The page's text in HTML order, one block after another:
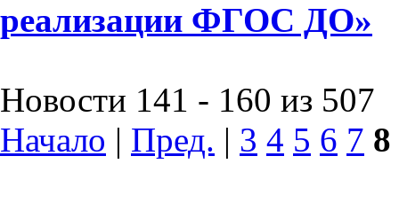
реализации ФГОС ДО»
Новости 141 - 160 из 507
Начало | Пред. | 3 4 5 6 7 8